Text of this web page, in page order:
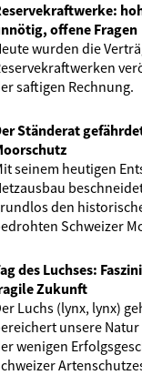
offene Fragen
wurden die
saftigen Rechnung.
Ständerat
seinem heutigen
den
Schweizer
des Luchses:
Zukunft
Luchs (lynx, lynx)
unsere
wenigen